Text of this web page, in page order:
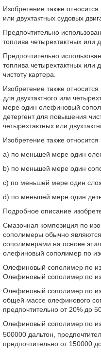
Изобретение также
или двухтактных судовых
Предпочтительно
топлива четырехтактных или
Предпочтительно
топлива четырехтактных или
чистоту картера.
Изобретение также
для двухтактного или
мере один олефиновый
детергент для повышения
четырехтактных или
Изобретение также
а) по меньшей мере один
b) по меньшей мере один
с) по меньшей мере один
d) по меньшей мере один
Подробное описание
Смазочная композиция по
сополимеры обычно
сополимерами на основе
олефиновый сополимер по
Олефиновый сополимер по
Олефиновый сополимер по
Олефиновый сополимер по
общей массе олефинового
предпочтительно от 20% до
Олефиновый сополимер по
500000 дальтон,
предпочтительно от 150000